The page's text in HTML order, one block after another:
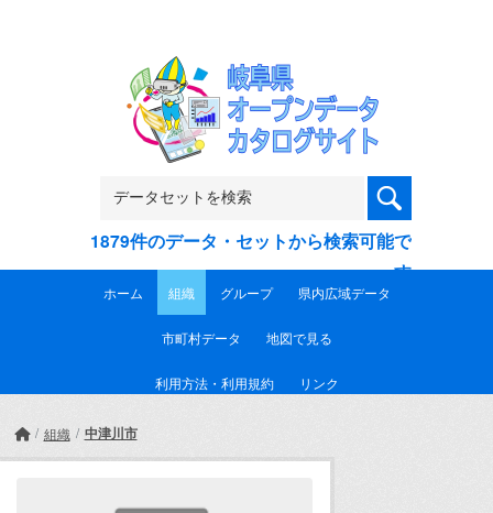
1879件のデータ・セットから検索可能で
す
ホーム 組織 グループ 県内広域データ
市町村データ 地図で見る
利用方法・利用規約 リンク
組織 中津川市